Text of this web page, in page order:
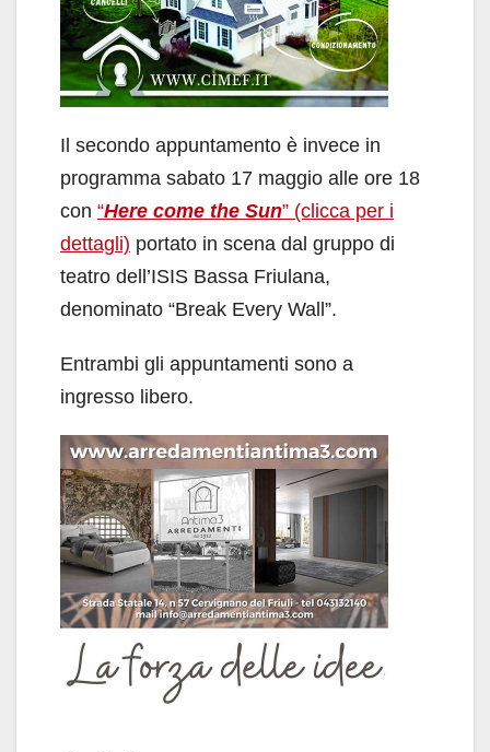
Il secondo appuntamento è invece in
programma sabato 17 maggio alle ore 18
con “Here come the Sun” (clicca per i
dettagli) portato in scena dal gruppo di
teatro dell’ISIS Bassa Friulana,
denominato “Break Every Wall”.
Entrambi gli appuntamenti sono a
ingresso libero.